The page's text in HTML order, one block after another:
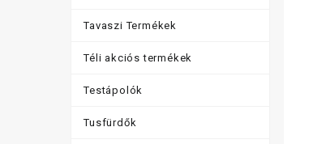
Tavaszi Termékek
Téli akciós termékek
Testápolók
Tusfürdők